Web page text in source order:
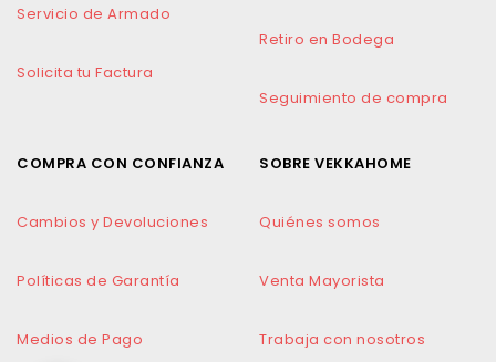
Servicio de Armado
Solicita tu Factura
Retiro en Bodega
Seguimiento de compra
COMPRA CON CONFIANZA
Cambios y Devoluciones
Políticas de Garantía
Medios de Pago
SOBRE VEKKAHOME
Quiénes somos
Venta Mayorista
Trabaja con nosotros